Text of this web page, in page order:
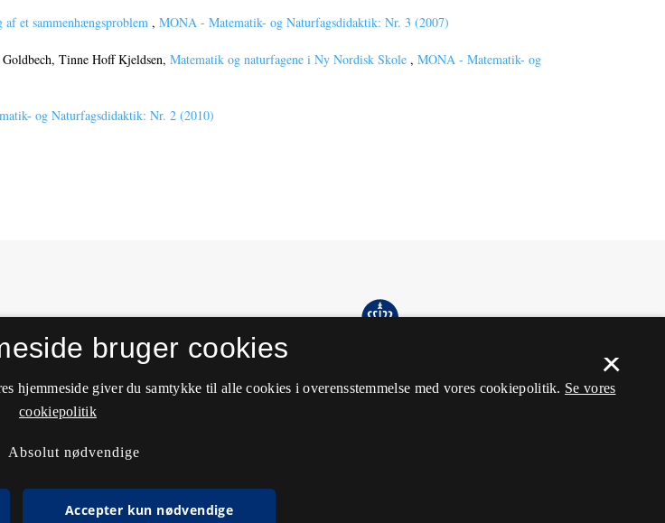
et sammenhængsproblem , MONA - Matematik- og Naturfagsdidaktik: Nr. 3 (2007)
Tinne Hoff Kjeldsen, Matematik og naturfagene i Ny Nordisk Skole , MONA - Matematik- og
og Naturfagsdidaktik: Nr. 2 (2010)
×
bruger cookies
hjemmeside giver du samtykke til alle cookies i overensstemmelse med vores cookiepolitik. Se vores
cookiepolitik
Absolut nødvendige
Accepter kun nødvendige